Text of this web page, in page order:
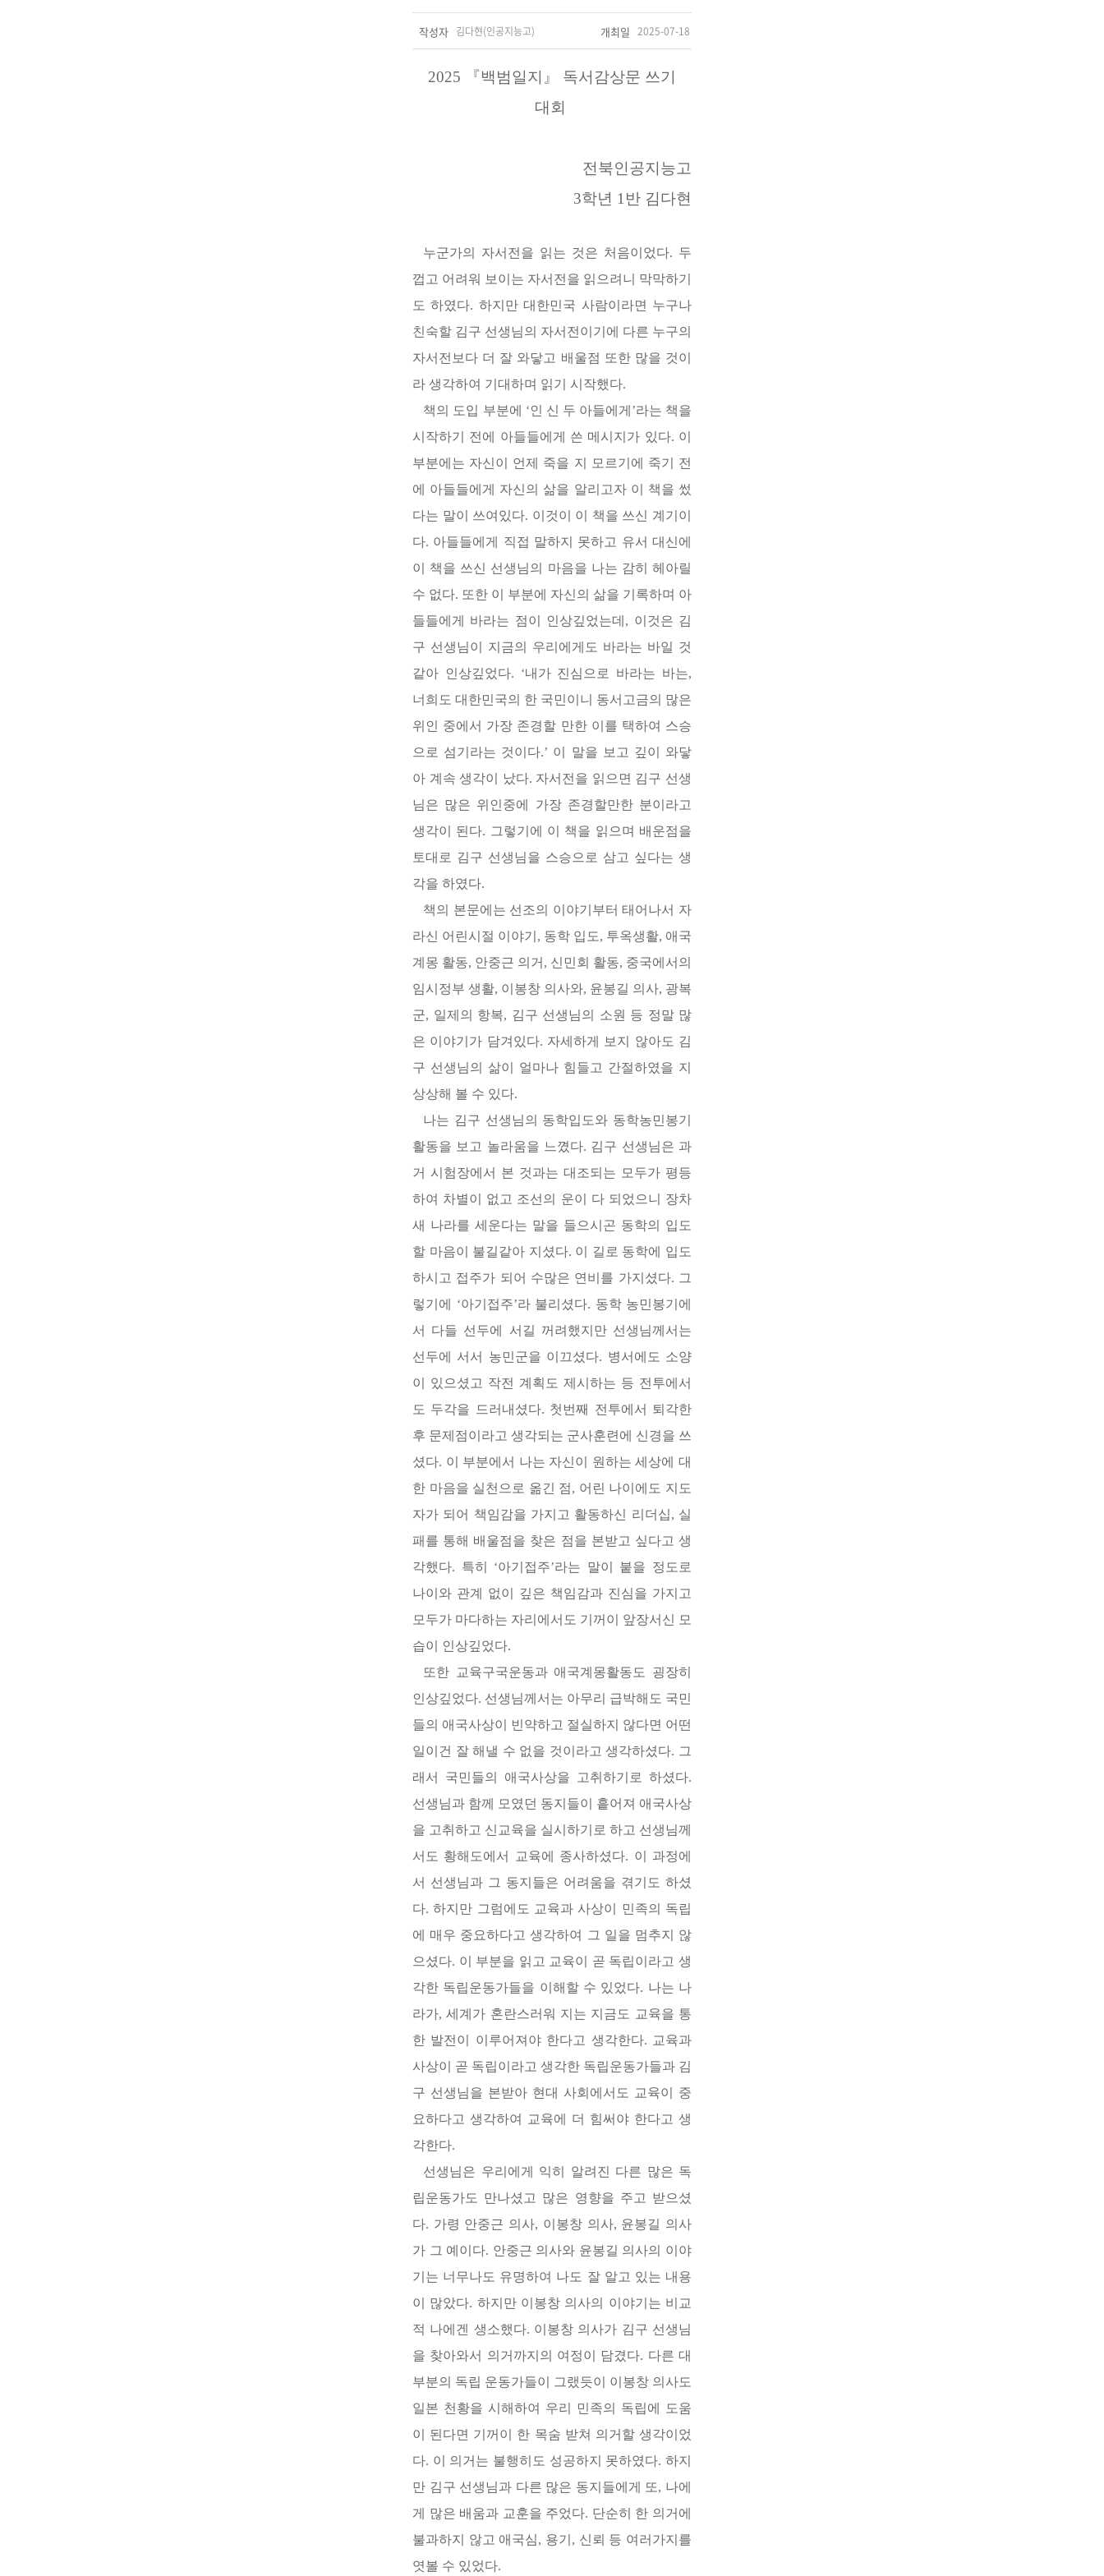
작성자 김다현(인공지능고) 개최일 2025-07-18
2025 『백범일지 』 독서감상문 쓰기
대회
전북인공지능고
3학년 1반 김다현
누군가의 자서전을 읽는 것은 처음이었다. 두
껍고 어려워 보이는 자서전을 읽으려니 막막하기
도 하였다. 하지만 대한민국 사람이라면 누구나
친숙할 김구 선생님의 자서전이기에 다른 누구의
자서전보다 더 잘 와닿고 배울점 또한 많을 것이
라 생각하여 기대하며 읽기 시작했다.
책의 도입 부분에 ‘인 신 두 아들에게 ’라는 책을
시작하기 전에 아들들에게 쓴 메시지가 있다. 이
부분에는 자신이 언제 죽을 지 모르기에 죽기 전
에 아들들에게 자신의 삶을 알리고자 이 책을 썼
다는 말이 쓰여있다. 이것이 이 책을 쓰신 계기이
다. 아들들에게 직접 말하지 못하고 유서 대신에
이 책을 쓰신 선생님의 마음을 나는 감히 헤아릴
수 없다. 또한 이 부분에 자신의 삶을 기록하며 아
들들에게 바라는 점이 인상깊었는데 , 이것은 김
구 선생님이 지금의 우리에게도 바라는 바일 것
같아 인상깊었다. ‘내가 진심으로 바라는 바는,
너희도 대한민국의 한 국민이니 동서고금의 많은
위인 중에서 가장 존경할 만한 이를 택하여 스승
으로 섬기라는 것이다.’ 이 말을 보고 깊이 와닿
아 계속 생각이 났다. 자서전을 읽으면 김구 선생
님은 많은 위인중에 가장 존경할만한 분이라고
생각이 된다. 그렇기에 이 책을 읽으며 배운점을
토대로 김구 선생님을 스승으로 삼고 싶다는 생
각을 하였다.
책의 본문에는 선조의 이야기부터 태어나서 자
라신 어린시절 이야기 , 동학 입도, 투옥생활, 애국
계몽 활동, 안중근 의거 , 신민회 활동, 중국에서의
임시정부 생활, 이봉창 의사와, 윤봉길 의사, 광복
군, 일제의 항복, 김구 선생님의 소원 등 정말 많
은 이야기가 담겨있다. 자세하게 보지 않아도 김
구 선생님의 삶이 얼마나 힘들고 간절하였을 지
상상해 볼 수 있다.
나는 김구 선생님의 동학입도와 동학농민봉기
활동을 보고 놀라움을 느꼈다. 김구 선생님은 과
거 시험장에서 본 것과는 대조되는 모두가 평등
하여 차별이 없고 조선의 운이 다 되었으니 장차
새 나라를 세운다는 말을 들으시곤 동학의 입도
할 마음이 불길같아 지셨다. 이 길로 동학에 입도
하시고 접주가 되어 수많은 연비를 가지셨다. 그
렇기에 ‘아기접주’라 불리셨다. 동학 농민봉기에
서 다들 선두에 서길 꺼려했지만 선생님께서는
선두에 서서 농민군을 이끄셨다. 병서에도 소양
이 있으셨고 작전 계획도 제시하는 등 전투에서
도 두각을 드러내셨다. 첫번째 전투에서 퇴각한
후 문제점이라고 생각되는 군사훈련에 신경을 쓰
셨다. 이 부분에서 나는 자신이 원하는 세상에 대
한 마음을 실천으로 옮긴 점, 어린 나이에도 지도
자가 되어 책임감을 가지고 활동하신 리더십, 실
패를 통해 배울점을 찾은 점을 본받고 싶다고 생
각했다. 특히 ‘아기접주’라는 말이 붙을 정도로
나이와 관계 없이 깊은 책임감과 진심을 가지고
모두가 마다하는 자리에서도 기꺼이 앞장서신 모
습이 인상깊었다.
또한 교육구국운동과 애국계몽활동도 굉장히
인상깊었다. 선생님께서는 아무리 급박해도 국민
들의 애국사상이 빈약하고 절실하지 않다면 어떤
일이건 잘 해낼 수 없을 것이라고 생각하셨다. 그
래서 국민들의 애국사상을 고취하기로 하셨다.
선생님과 함께 모였던 동지들이 흩어져 애국사상
을 고취하고 신교육을 실시하기로 하고 선생님께
서도 황해도에서 교육에 종사하셨다. 이 과정에
서 선생님과 그 동지들은 어려움을 겪기도 하셨
다.하지만 그럼에도 교육과 사상이 민족의 독립
에 매우 중요하다고 생각하여 그 일을 멈추지 않
으셨다. 이 부분을 읽고 교육이 곧 독립이라고 생
각한 독립운동가들을 이해할 수 있었다. 나는 나
라가,세계가 혼란스러워 지는 지금도 교육을 통
한 발전이 이루어져야 한다고 생각한다. 교육과
사상이 곧 독립이라고 생각한 독립운동가들과 김
구 선생님을 본받아 현대 사회에서도 교육이 중
요하다고 생각하여 교육에 더 힘써야 한다고 생
각한다.
선생님은 우리에게 익히 알려진 다른 많은 독
립운동가도 만나셨고 많은 영향을 주고 받으셨
다. 가령 안중근 의사, 이봉창 의사, 윤봉길 의사
가 그 예이다. 안중근 의사와 윤봉길 의사의 이야
기는 너무나도 유명하여 나도 잘 알고 있는 내용
이 많았다. 하지만 이봉창 의사의 이야기는 비교
적 나에겐 생소했다. 이봉창 의사가 김구 선생님
을 찾아와서 의거까지의 여정이 담겼다. 다른 대
부분의 독립 운동가들이 그랬듯이 이봉창 의사도
일본 천황을 시해하여 우리 민족의 독립에 도움
이 된다면 기꺼이 한 목숨 받쳐 의거할 생각이었
다. 이 의거는 불행히도 성공하지 못하였다.하지
만 김구 선생님과 다른 많은 동지들에게 또, 나에
게 많은 배움과 교훈을 주었다. 단순히 한 의거에
불과하지 않고 애국심, 용기 , 신뢰 등 여러가지를
엿볼 수 있었다.